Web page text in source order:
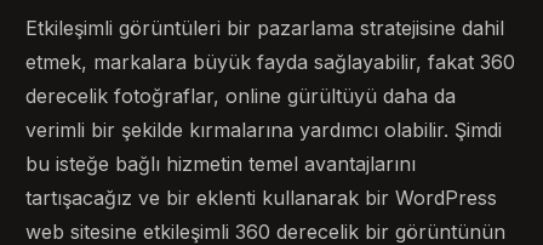
Etkileşimli görüntüleri bir pazarlama stratejisine dahil
etmek, markalara büyük fayda sağlayabilir, fakat 360
derecelik fotoğraflar, online gürültüyü daha da
verimli bir şekilde kırmalarına yardımcı olabilir. Şimdi
bu isteğe bağlı hizmetin temel avantajlarını
tartışacağız ve bir eklenti kullanarak bir WordPress
web sitesine etkileşimli 360 derecelik bir görüntünün